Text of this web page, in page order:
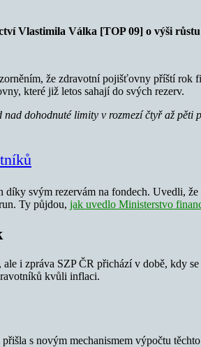
Vlastimila Válka [TOP 09] o výši
že zdravotní pojišťovny příští rok
které již letos sahají do svých rezerv.
dohodnuté limity v rozmezí čtyř až pěti
svým rezervám na fondech. Uvedli, že
Ty půjdou, jak uvedlo Ministerstvo
i zpráva SZP ČR přichází v době, kdy
kvůli inflaci.
s novým mechanismem výpočtu